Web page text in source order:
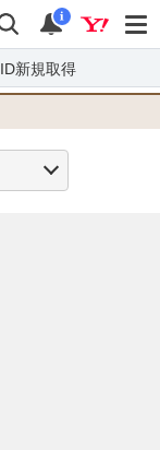
検索 通知
i
ID新規取得